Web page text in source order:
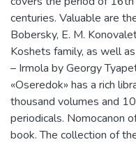
centuries. Valuable are
Bobersky, E. M.
Koshets family, as well
– Irmola by Georgy
«Oseredok» has a rich
thousand volumes and
periodicals. Nomocanon
book. The collection of